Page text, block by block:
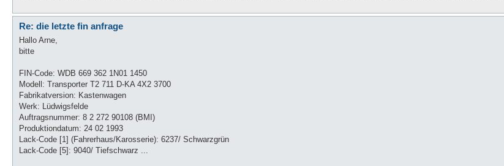
Re: die letzte fin anfrage
Hallo Arne,
bitte
FIN-Code: WDB 669 362 1N01 1450
Modell: Transporter T2 711 D-KA 4X2 3700
Fabrikatversion: Kastenwagen
Werk: Lüdwigsfelde
Auftragsnummer: 8 2 272 90108 (BMI)
Produktiondatum: 24 02 1993
Lack-Code [1] (Fahrerhaus/Karosserie): 6237/ Schwarzgrün
Lack-Code [5]: 9040/ Tiefschwarz ...